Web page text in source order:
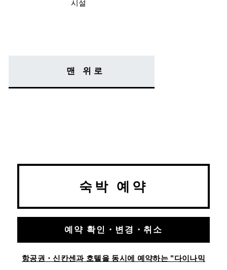
시설
맨 위로
숙박 예약
예약 확인・변경・취소
항공권・신칸센과 호텔을 동시에 예약하는 "다이나믹